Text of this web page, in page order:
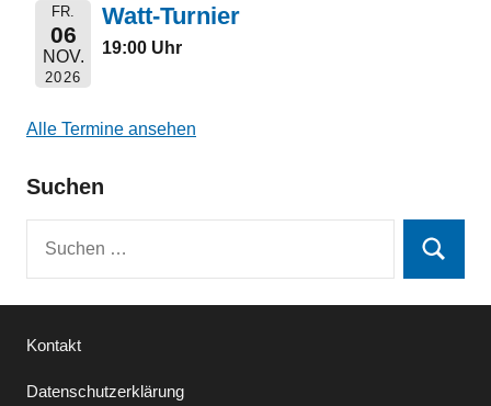
FR.
06
NOV.
2026
Watt-Turnier
19:00 Uhr
Alle Termine ansehen
Suchen
Suchen
Kontakt
Datenschutzerklärung